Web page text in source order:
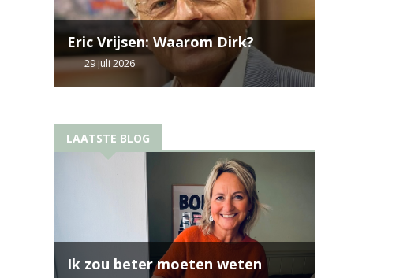
Eric Vrijsen: Waarom Dirk?
29 juli 2026
LAATSTE BLOG
Ik zou beter moeten weten